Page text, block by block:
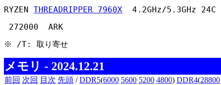
RYZEN THREADRIPPER 7960X
4.2GHz/5.3GHz 24C
272000  ARK
※ /T: 取り寄せ
メモリ - 2024.12.21
前回 次回 目次 先頭 /DDR5(6000 5600 5200 4800) DDR4(28800